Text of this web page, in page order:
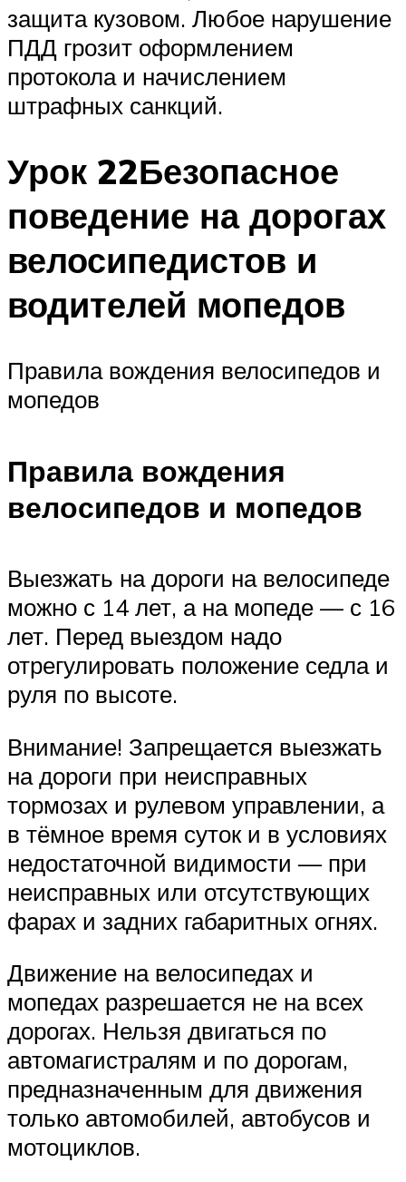
защита кузовом. Любое нарушение
ПДД грозит оформлением
протокола и начислением
штрафных санкций.
Урок 22Безопасное
поведение на дорогах
велосипедистов и
водителей мопедов
Правила вождения велосипедов и
мопедов
Правила вождения
велосипедов и мопедов
Выезжать на дороги на велосипеде
можно с 14 лет, а на мопеде — с 16
лет. Перед выездом надо
отрегулировать положение седла и
руля по высоте.
Внимание! Запрещается выезжать
на дороги при неисправных
тормозах и рулевом управлении, а
в тёмное время суток и в условиях
недостаточной видимости — при
неисправных или отсутствующих
фарах и задних габаритных огнях.
Движение на велосипедах и
мопедах разрешается не на всех
дорогах. Нельзя двигаться по
автомагистралям и по дорогам,
предназначенным для движения
только автомобилей, автобусов и
мотоциклов.